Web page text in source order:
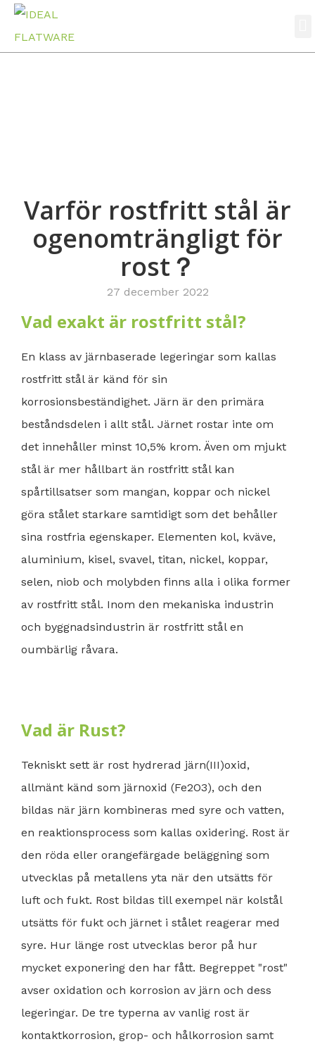
Varför rostfritt stål är
ogenomträngligt för
rost？
27 december 2022
Vad exakt är rostfritt stål?
En klass av järnbaserade legeringar som kallas
rostfritt stål är känd för sin
korrosionsbeständighet. Järn är den primära
beståndsdelen i allt stål. Järnet rostar inte om
det innehåller minst 10,5% krom. Även om mjukt
stål är mer hållbart än rostfritt stål kan
spårtillsatser som mangan, koppar och nickel
göra stålet starkare samtidigt som det behåller
sina rostfria egenskaper. Elementen kol, kväve,
aluminium, kisel, svavel, titan, nickel, koppar,
selen, niob och molybden finns alla i olika former
av rostfritt stål. Inom den mekaniska industrin
och byggnadsindustrin är rostfritt stål en
oumbärlig råvara.
Vad är Rust?
Tekniskt sett är rost hydrerad järn(III)oxid,
allmänt känd som järnoxid (Fe2O3), och den
bildas när järn kombineras med syre och vatten,
en reaktionsprocess som kallas oxidering. Rost är
den röda eller orangefärgade beläggning som
utvecklas på metallens yta när den utsätts för
luft och fukt. Rost bildas till exempel när kolstål
utsätts för fukt och järnet i stålet reagerar med
syre. Hur länge rost utvecklas beror på hur
mycket exponering den har fått. Begreppet "rost"
avser oxidation och korrosion av järn och dess
legeringar. De tre typerna av vanlig rost är
kontaktkorrosion, grop- och hålkorrosion samt